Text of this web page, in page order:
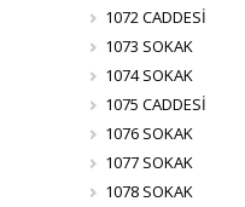
1072 CADDESİ
1073 SOKAK
1074 SOKAK
1075 CADDESİ
1076 SOKAK
1077 SOKAK
1078 SOKAK